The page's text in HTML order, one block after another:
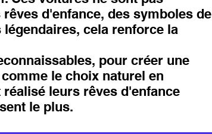
d'enfance, des symboles de
cela renforce la
pour créer une
le choix naturel en
leurs rêves d'enfance
le plus.